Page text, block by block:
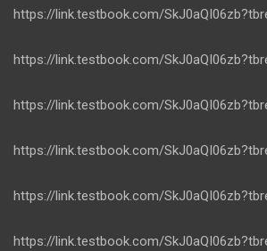
https://link.testbook.com/
https://link.testbook.com/
https://link.testbook.com/
https://link.testbook.com/
https://link.testbook.com/
https://link.testbook.com/